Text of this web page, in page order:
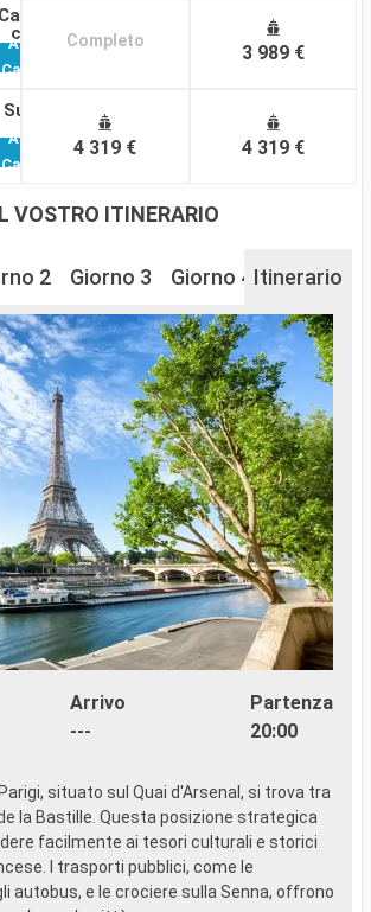
Cabina
con
Altre
Cabine
Suite
Altre
Cabine
Completo
4 319 €
3 989 €
4 319 €
VOSTRO ITINERARIO
2 Giorno 3 Giorno 4 Giorno 5
Itinerario
Arrivo
---
Partenza
20:00
Parigi, situato sul Quai d'Arsenal, si trova tra
la Bastille. Questa posizione strategica
facilmente ai tesori culturali e storici
I trasporti pubblici, come le
autobus, e le crociere sulla Senna, offrono